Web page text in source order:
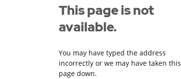
This page is not
available.
You may have typed the address
incorrectly or we may have taken this
page down.